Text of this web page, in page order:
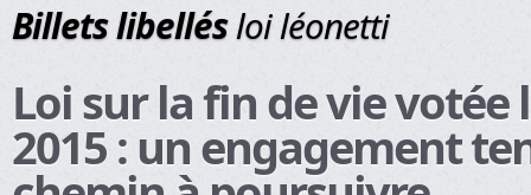
Billets libellésloi léonetti
Loi sur la fin de vie votée
2015 : un engagement